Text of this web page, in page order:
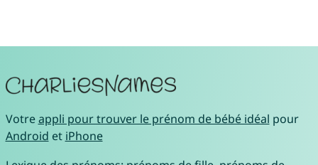
Votreappli pour trouver le prénom de bébé idéal pour
Android et iPhone